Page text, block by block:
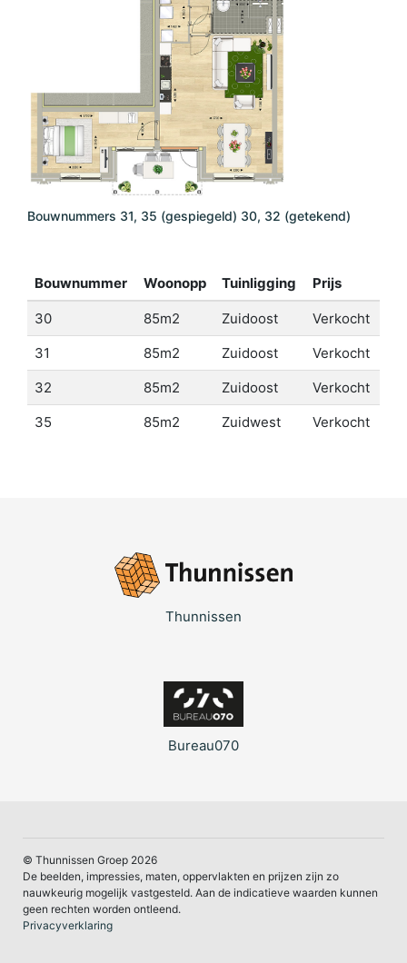
Bouwnummers 31, 35 (gespiegeld) 30, 32 (getekend)
Bouwnummer Woonopp Tuinligging Prijs
30 85m2 Zuidoost
Verkocht
31
85m2 Zuidoost
Verkocht
32
85m2 Zuidoost
Verkocht
35
85m2 Zuidwest Verkocht
Thunnissen
Bureau070
© Thunnissen Groep 2026
De beelden, impressies, maten, oppervlakten en prijzen zijn zo
nauwkeurig mogelijk vastgesteld. Aan de indicatieve waarden kunnen
geen rechten worden ontleend.
Privacyverklaring